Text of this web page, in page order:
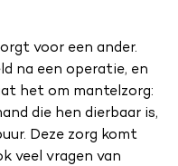
voor een ander.
na een operatie, en
het om mantelzorg:
die hen dierbaar is,
Deze zorg komt
veel vragen van